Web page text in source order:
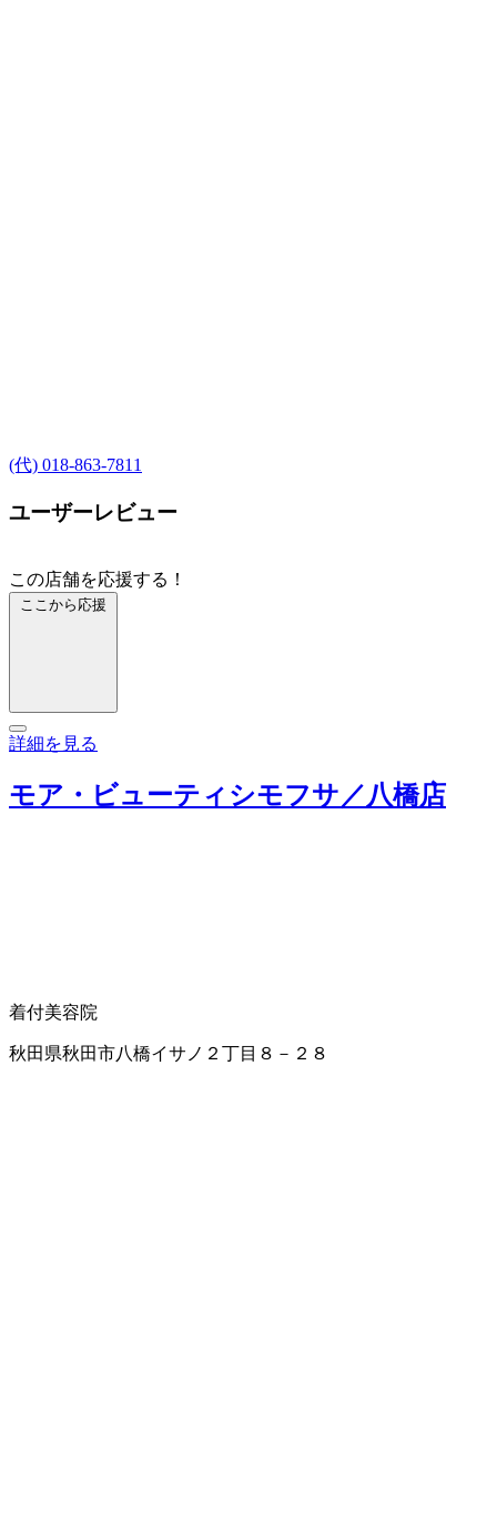
(代) 018-863-7811
ユーザーレビュー
この店舗を応援する！
ここから応援
詳細を見る
モア・ビューティシモフサ／八橋店
着付美容院
秋田県秋田市八橋イサノ２丁目８－２８